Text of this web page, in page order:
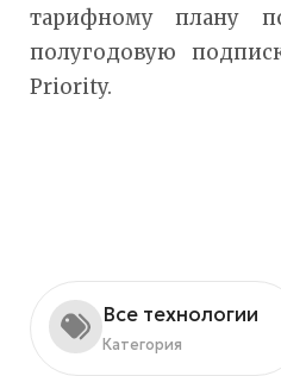
тарифному плану
полугодовую
Priority.
Все технологии
Категория